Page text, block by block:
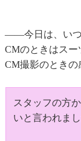
――今日は、いつ
CMのときはスー
CM撮影のときの
スタッフの方
いと言われまし